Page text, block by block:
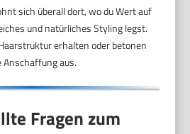
sich überall dort, wo du Wert auf
und natürliches Styling legst.
erhalten oder betonen
aus.
Fragen zum